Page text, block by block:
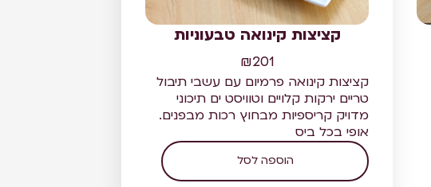
קציצות קינואה טבעוניות
₪201
קציצות קינואה פרמיום עם עשבי תיבול
טריים ירקות קלויים וטוויסט ים תיכוני
מדויק קריספיות מבחוץ רכות מבפנים.
אופי בכל ביס
הוספה לסל